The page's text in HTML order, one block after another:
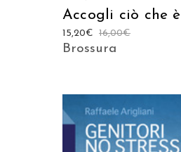
Accogli ciò che è
16,00€
15,20€
Brossura